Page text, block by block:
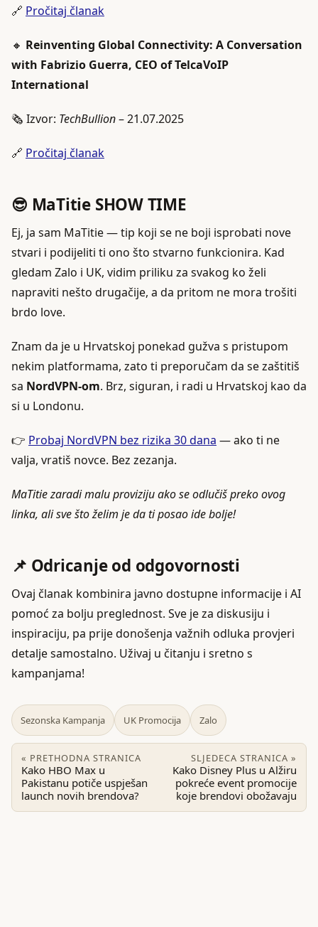
🔗 Pročitaj članak
🔸 Reinventing Global Connectivity: A Conversation
with Fabrizio Guerra, CEO of TelcaVoIP
International
🗞️ Izvor: TechBullion– 21.07.2025
🔗 Pročitaj članak
😎 MaTitie SHOW TIME
Ej, ja sam MaTitie — tip koji se ne boji isprobati nove
stvari i podijeliti ti ono što stvarno funkcionira. Kad
gledam Zalo i UK, vidim priliku za svakog ko želi
napraviti nešto drugačije, a da pritom ne mora trošiti
brdo love.
Znam da je u Hrvatskoj ponekad gužva s pristupom
nekim platformama, zato ti preporučam da se zaštitiš
sa NordVPN-om. Brz, siguran, i radi u Hrvatskoj kao da
si u Londonu.
👉 Probaj NordVPN bez rizika 30 dana — ako ti ne
valja, vratiš novce. Bez zezanja.
MaTitie zaradi malu proviziju ako se odlučiš preko ovog
linka, ali sve što želim je da ti posao ide bolje!
📌 Odricanje od odgovornosti
Ovaj članak kombinira javno dostupne informacije i AI
pomoć za bolju preglednost. Sve je za diskusiju i
inspiraciju, pa prije donošenja važnih odluka provjeri
detalje samostalno. Uživaj u čitanju i sretno s
kampanjama!
Sezonska Kampanja UK Promocija Zalo
« PRETHODNA STRANICA
Kako HBO Max u
Pakistanu potiče uspješan
launch novih brendova?
SLJEDECA STRANICA »
Kako Disney Plus u Alžiru
pokreće event promocije
koje brendovi obožavaju